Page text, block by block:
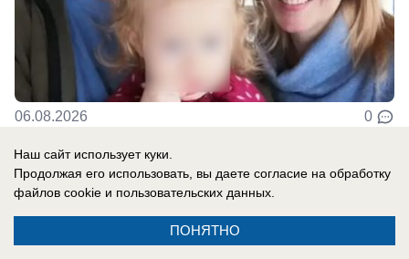
06.08.2026 0
Новости СМИ2
Наш сайт использует куки.
Продолжая его использовать, вы даете согласие на обработку
файлов cookie и пользовательских данных.
ПОНЯТНО